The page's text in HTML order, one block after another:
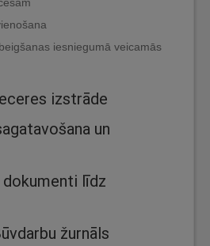
iesniegumā veicamās
izstrāde
un
līdz
žurnāls